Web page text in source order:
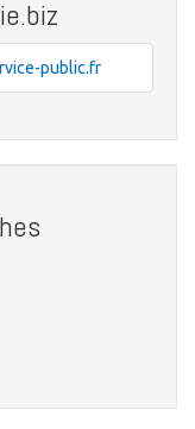
public.fr